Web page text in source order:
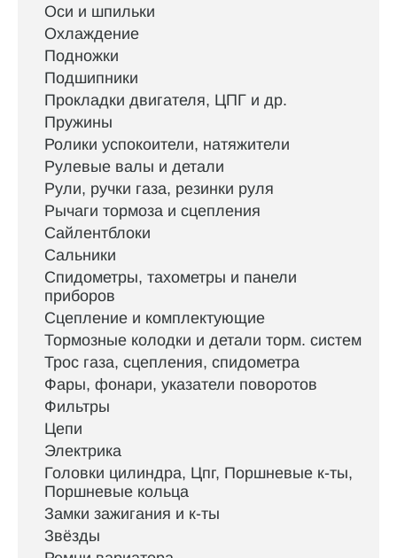
Оси и шпильки
Охлаждение
Подножки
Подшипники
Прокладки двигателя, ЦПГ и др.
Пружины
Ролики успокоители, натяжители
Рулевые валы и детали
Рули, ручки газа, резинки руля
Рычаги тормоза и сцепления
Сайлентблоки
Сальники
Спидометры, тахометры и панели
приборов
Сцепление и комплектующие
Тормозные колодки и детали торм. систем
Трос газа, сцепления, спидометра
Фары, фонари, указатели поворотов
Фильтры
Цепи
Электрика
Головки цилиндра, Цпг, Поршневые к-ты,
Поршневые кольца
Замки зажигания и к-ты
Звёзды